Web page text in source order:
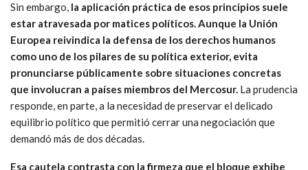
Sin embargo, la aplicación práctica de esos principios suele
estar atravesada por matices políticos.Aunque la Unión
Europea reivindica la defensa de los derechos humanos
como uno de los pilares de su política exterior, evita
pronunciarse públicamente sobre situaciones concretas
que involucran a países miembros del Mercosur. La prudencia
responde, en parte, a la necesidad de preservar el delicado
equilibrio político que permitió cerrar una negociación que
demandó más de dos décadas.
Esa cautela contrasta con la firmeza que el bloque exhibe